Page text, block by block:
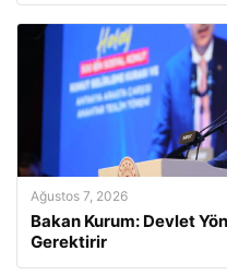
Ağustos 7, 2026
Bakan Kurum: Devlet
Gerektirir